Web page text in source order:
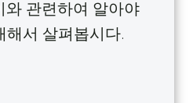
와 관련하여 알아야
해서 살펴봅시다.